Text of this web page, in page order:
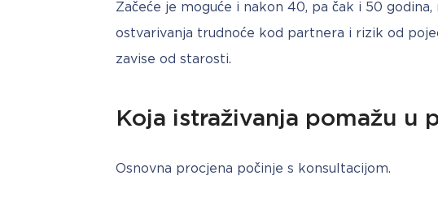
Začeće je moguće i nakon 40, pa čak i 50
ostvarivanja trudnoće kod partnera i rizik od
zavise od starosti.
Koja istraživanja pomažu u
Osnovna procjena počinje s konsultacijom.